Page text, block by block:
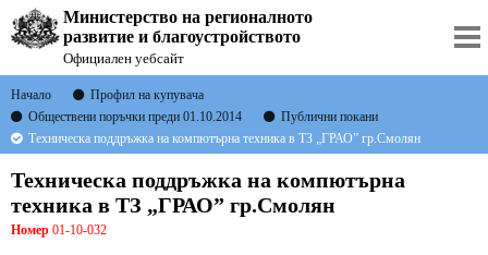
Министерство на регионалното
развитие и благоустройството
Официален уебсайт
Начало
Профил на купувача
Обществени поръчки преди 01.10.2014
Публични покани
Техническа поддръжка на компютърна техника в ТЗ „ГРАО” гр.Смолян
Техническа поддръжка на компютърна
техника в ТЗ „ГРАО” гр.Смолян
Номер 01-10-032